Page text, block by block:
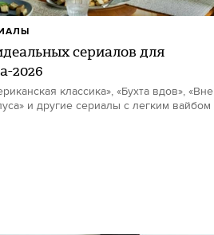
сериалов для
2026
классика», «Бухта вдов», «Вне
и другие сериалы с легким вайбом